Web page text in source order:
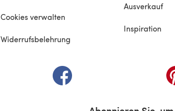
Cookies verwalten
Widerrufsbelehrung
Ausverkauf
Inspiration
(öffnet sich in einem neuen Tab)